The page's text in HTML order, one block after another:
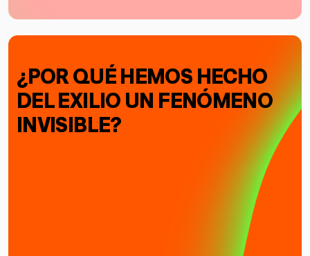
¿POR QUÉ HEMOS HECHO
DEL EXILIO UN FENÓMENO
INVISIBLE?